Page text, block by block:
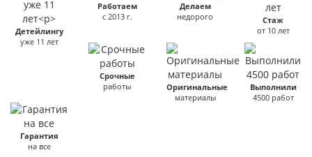
Детейлингу
уже 11 лет
Работаем
с 2013 г.
Делаем
недорого
Стаж
от 10 лет
Срочные
работы
Оригинальные
материалы
Выполнили
4500 работ
Гарантия
на все